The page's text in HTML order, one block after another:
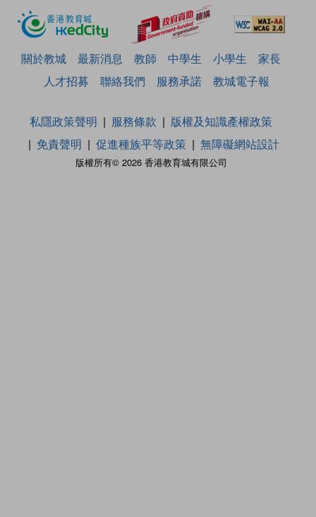
關於教城 最新消息 教師 中學生 小學生
家長
人才招募
聯絡我們 服務承諾 教城電子報
版權所有© 2026 香港教育城有限公司
私隱政策聲明 服務條款
版權及知識產權政策
免責聲明
促進種族平等政策 無障礙網站設計